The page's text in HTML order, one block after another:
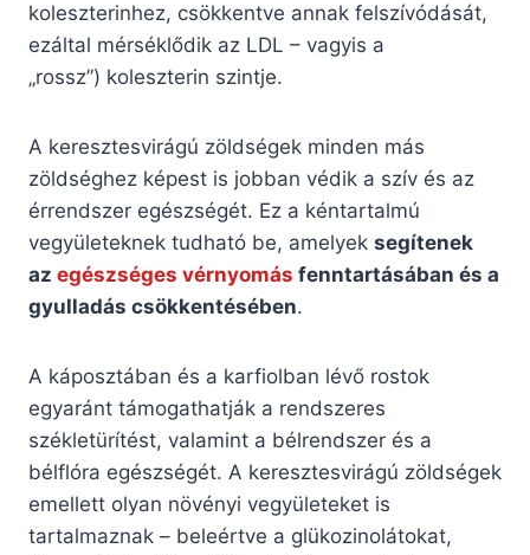
koleszterinhez, csökkentve annak felszívódását,
ezáltal mérséklődik az LDL – vagyis a
„rossz”) koleszterin szintje.
A keresztesvirágú zöldségek minden más
zöldséghez képest is jobban védik a szív és az
érrendszer egészségét. Ez a kéntartalmú
vegyületeknek tudható be, amelyek segítenek
az egészséges vérnyomás fenntartásában és a
gyulladás csökkentésében.
A káposztában és a karfiolban lévő rostok
egyaránt támogathatják a rendszeres
székletürítést, valamint a bélrendszer és a
bélflóra egészségét. A keresztesvirágú zöldségek
emellett olyan növényi vegyületeket is
tartalmaznak – beleértve a glükozinolátokat,